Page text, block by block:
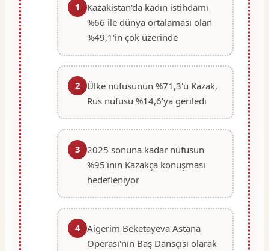
1
Kazakistan'da kadın istihdamı
%66 ile dünya ortalaması olan
%49,1'in çok üzerinde
2
Ülke nüfusunun %71,3'ü Kazak,
Rus nüfusu %14,6'ya geriledi
3
2025 sonuna kadar nüfusun
%95'inin Kazakça konuşması
hedefleniyor
4 Aigerim Beketayeva Astana
Operası'nın Baş Dansçısı olarak